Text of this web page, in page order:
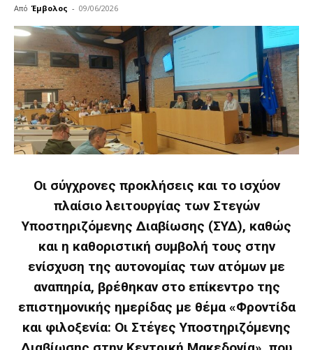
Από Έμβολος - 09/06/2026
Οι σύγχρονες προκλήσεις και το ισχύον
πλαίσιο λειτουργίας των Στεγών
Υποστηριζόμενης Διαβίωσης (ΣΥΔ), καθώς
και η καθοριστική συμβολή τους στην
ενίσχυση της αυτονομίας των ατόμων με
αναπηρία, βρέθηκαν στο επίκεντρο της
επιστημονικής ημερίδας με θέμα «Φροντίδα
και φιλοξενία: Οι Στέγες Υποστηριζόμενης